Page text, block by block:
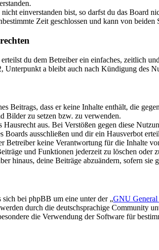
einverstanden bist, so darfst du das Board
Zeit geschlossen und kann von
du dem Betreiber ein einfaches, zeitlich
Unterpunkt a bleibt auch nach Kündigung des
Beitrags, dass er keine Inhalte enthält, die
Bilder zu setzen bzw. zu verwenden.
Hausrecht aus. Bei Verstößen gegen diese
Boards ausschließen und dir ein Hausverbot
Betreiber keine Verantwortung für die Inhalte
und Funktionen jederzeit zu löschen oder
hinaus, deine Beiträge abzuändern, sofern
bei phpBB um eine unter der „GNU
durch die deutschsprachige Community
die Verwendung der Software für